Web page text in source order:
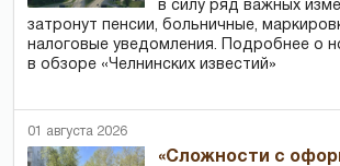
в силу ряд важных
затронут пенсии, больничные,
налоговые уведомления. Подробнее о
в обзоре «Челнинских известий»
01 августа 2026
«Сложности с